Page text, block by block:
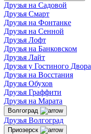
Друзья на Садовой
Друзья Смарт
Друзья на Фонтанке
Друзья на Сенной
Друзья Лофт
Друзья на Банковском
Друзья Лайт
Друзья у Гостиного Двора
Друзья на Восстания
Друзья Обухов
Друзья Граффити
Друзья на Марата
Волгоград
Друзья Волгоград
Приозерск